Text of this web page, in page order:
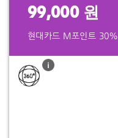
99,000 원
현대카드 M포인트 30%